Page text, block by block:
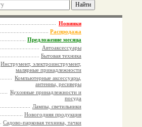
Новинки
Распродажа
Предложение месяца
Автоаксессуары
Бытовая техника
Инструмент, электроинструмент,
малярные принадлежности
Компьютерные аксессуары,
антенны, ресиверы
Кухонные принадлежности и
посуда
Лампы, светильники
Новогодняя продукция
Садово-парковая техника, тачки